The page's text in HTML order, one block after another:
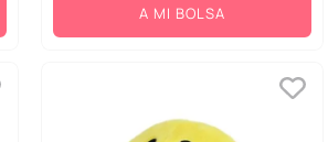
A MI BOLSA